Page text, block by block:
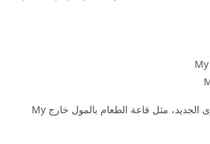
ومع ذلك، لا يتوفر المحتوى الجديد، مثل قاعة الطعام بالمول خارج My